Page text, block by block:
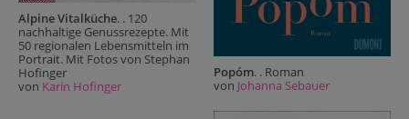
Alpine Vitalküche. . 120
nachhaltige Genussrezepte. Mit
50 regionalen Lebensmitteln im
Portrait. Mit Fotos von Stephan
Hofinger
von Karin Hofinger
Popóm. . Roman
von Johanna Sebauer